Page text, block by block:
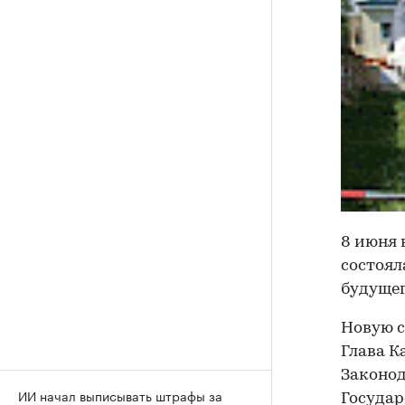
8 июня
Новую
Глава
ИИ начал выписывать штрафы за